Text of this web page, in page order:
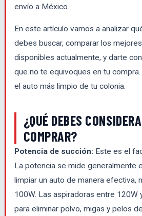
envío a México.
En este artículo vamos a analizar
debes buscar, comparar los
disponibles actualmente, y darte
que no te equivoques en tu
el auto más limpio de tu colonia.
¿QUÉ DEBES
COMPRAR?
Potencia de succión: Este es el
La potencia se mide generalmente
limpiar un auto de manera efectiva,
100W. Las aspiradoras entre 120W
para eliminar polvo, migas y pelos